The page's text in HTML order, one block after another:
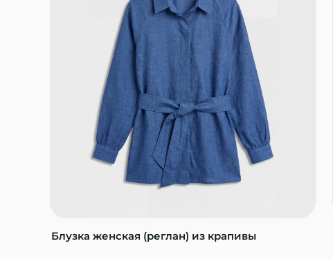
Блузка женская (реглан) из крапивы